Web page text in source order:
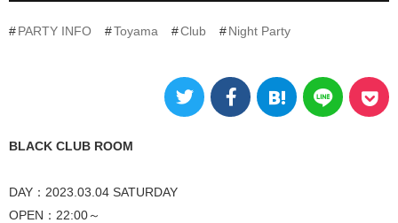
PARTY INFO Toyama Club Night Party
BLACK CLUB ROOM
DAY：2023.03.04 SATURDAY
OPEN：22:00～